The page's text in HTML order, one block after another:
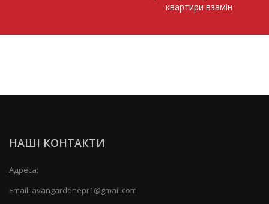
квартири взамін
НАШІ КОНТАКТИ
Адреса:
Email: avangarddnepr1@gmail.com